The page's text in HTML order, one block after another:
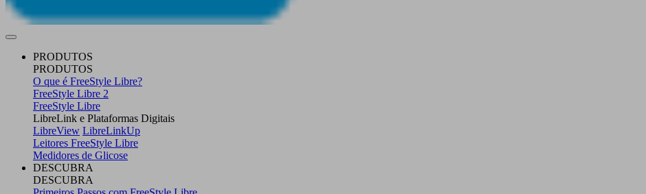
PRODUTOS
PRODUTOS
O que é FreeStyle Libre?
FreeStyle Libre 2
FreeStyle Libre
LibreLink e Plataformas Digitais
LibreView LibreLinkUp
Leitores FreeStyle Libre
Medidores de Glicose
DESCUBRA
DESCUBRA